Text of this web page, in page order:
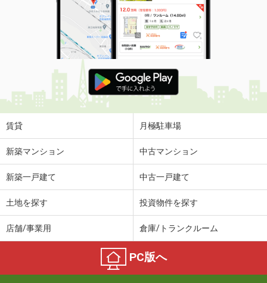
賃貸 月極駐車場
新築マンション 中古マンション
新築一戸建て 中古一戸建て
土地を探す 投資物件を探す
店舗/事業用 倉庫/トランクルーム
PC版へ